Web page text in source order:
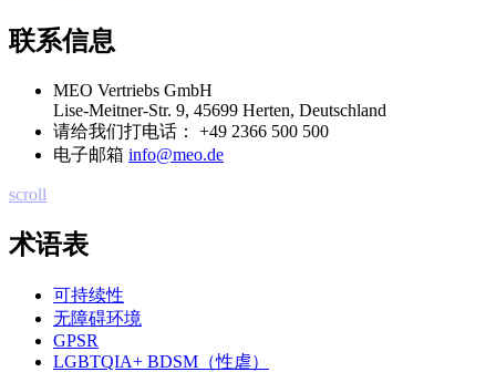
联系信息
MEO Vertriebs GmbH
Lise-Meitner-Str. 9, 45699 Herten, Deutschland
请给我们打电话： +49 2366 500 500
电子邮箱 info@meo.de
scroll
术语表
可持续性
无障碍环境
GPSR
LGBTQIA+ BDSM（性虐）